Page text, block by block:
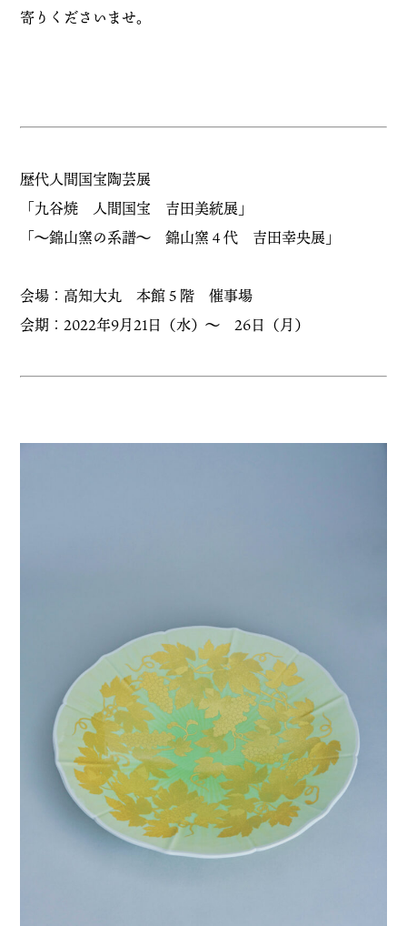
寄りくださいませ。
歴代人間国宝陶芸展
「九谷焼 人間国宝 吉田美統展」
「〜錦山窯の系譜〜 錦山窯４代 吉田幸央展」
会場：高知大丸 本館５階 催事場
会期：2022年9月21日（水）〜 26日（月）